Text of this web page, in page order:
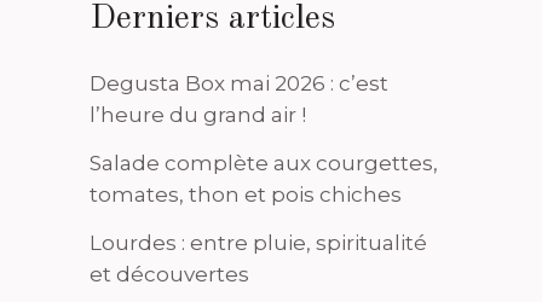
Derniers articles
Degusta Box mai 2026 : c’est
l’heure du grand air !
Salade complète aux courgettes,
tomates, thon et pois chiches
Lourdes : entre pluie, spiritualité
et découvertes